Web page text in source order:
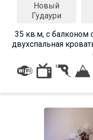
Новый
Гудаури
35 кв.м, с балконом
двухспальная